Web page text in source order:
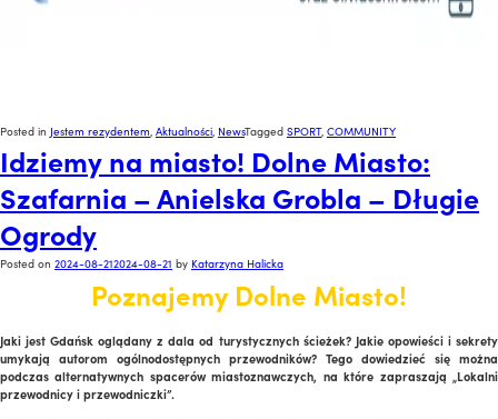
Posted in Jestem rezydentem, Aktualności, NewsTagged SPORT, COMMUNITY
Idziemy na miasto! Dolne Miasto:
Szafarnia – Anielska Grobla – Długie
Ogrody
Posted on 2024-08-212024-08-21 by Katarzyna Halicka
Poznajemy Dolne Miasto!
Jaki jest Gdańsk oglądany z dala od turystycznych ścieżek? Jakie opowieści i sekrety
umykają autorom ogólnodostępnych przewodników? Tego dowiedzieć się można
podczas alternatywnych spacerów miastoznawczych, na które zapraszają „Lokalni
przewodnicy i przewodniczki”.